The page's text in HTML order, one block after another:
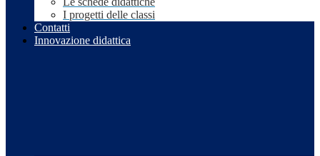
I progetti delle classi
Contatti
Innovazione didattica